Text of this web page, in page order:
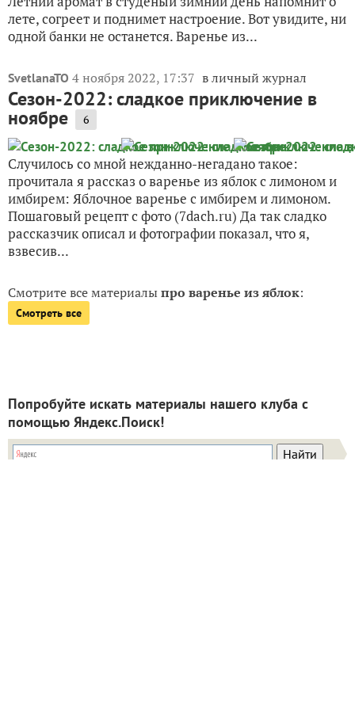
лете, согреет и поднимет настроение. Вот увидите, ни
одной банки не останется. Варенье из...
SvetlanaTO 4 ноября 2022, 17:37 в личный журнал
Сезон-2022: сладкое приключение в
ноябре 6
Случилось со мной нежданно-негадано такое:
прочитала я рассказ о варенье из яблок с лимоном и
имбирем: Яблочное варенье с имбирем и лимоном.
Пошаговый рецепт с фото (7dach.ru) Да так сладко
рассказчик описал и фотографии показал, что я,
взвесив...
Смотрите все материалыпро варенье из яблок:
Смотреть все
Попробуйте искать материалы нашего клуба с
помощью Яндекс.Поиск!